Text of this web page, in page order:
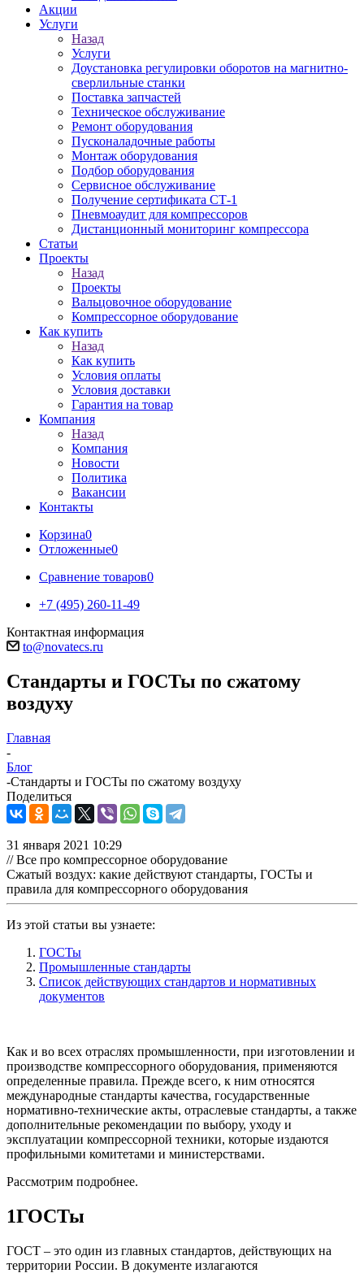
Акции
Услуги
Назад
Услуги
Доустановка регулировки оборотов на магнитно-
сверлильные станки
Поставка запчастей
Техническое обслуживание
Ремонт оборудования
Пусконаладочные работы
Монтаж оборудования
Подбор оборудования
Сервисное обслуживание
Получение сертификата СТ-1
Пневмоаудит для компрессоров
Дистанционный мониторинг компрессора
Статьи
Проекты
Назад
Проекты
Вальцовочное оборудование
Компрессорное оборудование
Как купить
Назад
Как купить
Условия оплаты
Условия доставки
Гарантия на товар
Компания
Назад
Компания
Новости
Политика
Вакансии
Контакты
Корзина0
Отложенные0
Сравнение товаров0
+7 (495) 260-11-49
Контактная информация
to@novatecs.ru
Стандарты и ГОСТы по сжатому
воздуху
Главная
-
Блог
-Стандарты и ГОСТы по сжатому воздуху
Поделиться
31 января 2021 10:29
// Все про компрессорное оборудование
Сжатый воздух: какие действуют стандарты, ГОСТы и
правила для компрессорного оборудования
Из этой статьи вы узнаете:
ГОСТы
Промышленные стандарты
Список действующих стандартов и нормативных
документов
Как и во всех отраслях промышленности, при изготовлении и
производстве компрессорного оборудования, применяются
определенные правила. Прежде всего, к ним относятся
международные стандарты качества, государственные
нормативно-технические акты, отраслевые стандарты, а также
дополнительные рекомендации по выбору, уходу и
эксплуатации компрессорной техники, которые издаются
профильными комитетами и министерствами.
Рассмотрим подробнее.
1ГОСТы
ГОСТ – это один из главных стандартов, действующих на
территории России. В документе излагаются